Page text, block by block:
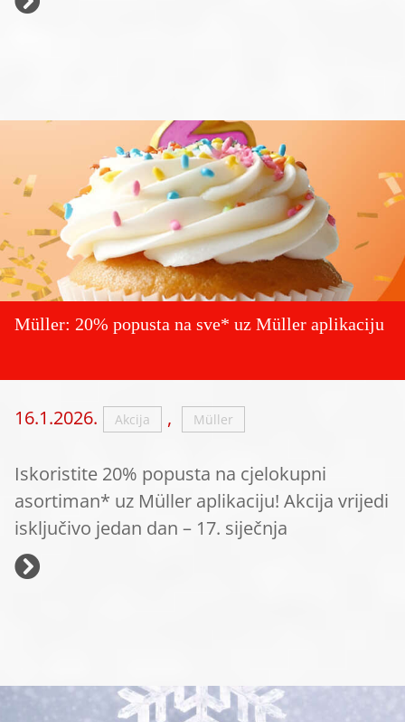
Müller: 20% popusta na sve* uz Müller aplikaciju
16.1.2026. Akcija , Müller
Iskoristite 20% popusta na cjelokupni
asortiman* uz Müller aplikaciju! Akcija vrijedi
isključivo jedan dan – 17. siječnja